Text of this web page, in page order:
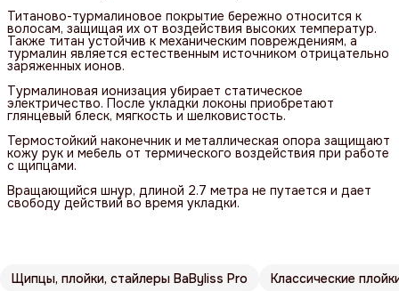
Титаново-турмалиновое покрытие бережно относится к
волосам, защищая их от воздействия высоких температур.
Также титан устойчив к механическим повреждениям, а
турмалин является естественным источником отрицательно
заряженных ионов.
Турмалиновая ионизация убирает статическое
электричество. После укладки локоны приобретают
глянцевый блеск, мягкость и шелковистость.
Термостойкий наконечник и металлическая опора защищают
кожу рук и мебель от термического воздействия при работе
с щипцами.
Вращающийся шнур, длиной 2.7 метра не путается и дает
свободу действий во время укладки.
Щипцы, плойки, стайлеры BaByliss Pro Классические